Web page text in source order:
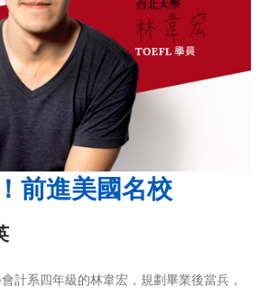
前進美國名校
計系四年級的林韋宏，規劃畢業後當兵，
證照
法，目標六個月內征服TOEFL考試，前往